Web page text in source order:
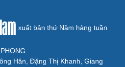
xuất bản thứ Năm hàng tuần
Hân, Đặng Thị Khanh, Giang